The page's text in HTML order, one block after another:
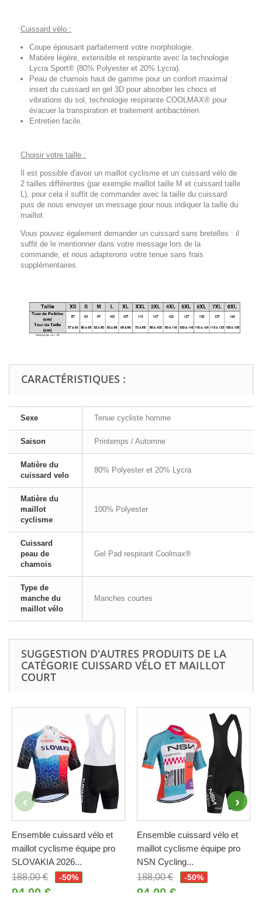
Cuissard vélo :
Coupe épousant parfaitement votre morphologie.
Matière légère, extensible et respirante avec la technologie
Lycra Sport® (80% Polyester et 20% Lycra).
Peau de chamois haut de gamme pour un confort maximal :
insert du cuissard en gel 3D pour absorber les chocs et
vibrations du sol, technologie respirante COOLMAX® pour
évacuer la transpiration et traitement antibactérien.
Entretien facile.
Choisir votre taille :
Il est possible d'avoir un maillot cyclisme et un cuissard vélo de
2 tailles différentes (par exemple maillot taille M et cuissard taille
L), pour cela il suffit de commander avec la taille du cuissard
puis de nous envoyer un message pour nous indiquer la taille du
maillot.
Vous pouvez également demander un cuissard sans bretelles : il
suffit de le mentionner dans votre message lors de la
commande, et nous adapterons votre tenue sans frais
supplémentaires.
CARACTÉRISTIQUES :
Sexe Tenue cycliste homme
Saison Printemps / Automne
Matière du
cuissard velo
80% Polyester et 20% Lycra
Matière du
maillot
cyclisme
100% Polyester
Cuissard
peau de
chamois
Gel Pad respirant Coolmax®
Type de
manche du
maillot vélo
Manches courtes
SUGGESTION D'AUTRES PRODUITS DE LA
CATÉGORIE CUISSARD VÉLO ET MAILLOT
COURT
Ensemble cuissard vélo et
maillot cyclisme équipe pro
SLOVAKIA 2026...
188,00 €
-50%
94,00 €
Ensemble cuissard vélo et
maillot cyclisme équipe pro
NSN Cycling...
188,00 €
-50%
94,00 €